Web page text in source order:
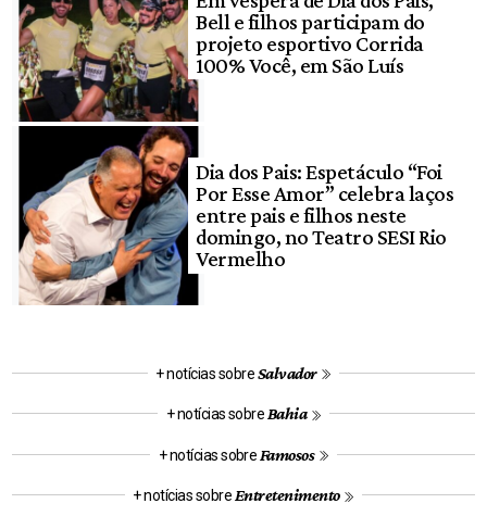
Bell e filhos participam do
projeto esportivo Corrida
100% Você, em São Luís
Dia dos Pais: Espetáculo “Foi
Por Esse Amor” celebra laços
entre pais e filhos neste
domingo, no Teatro SESI Rio
Vermelho
+ notícias sobreSalvador
+ notícias sobre Bahia
+ notícias sobre Famosos
+ notícias sobre Entretenimento